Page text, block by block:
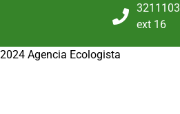
3211103
ext 16
2024 Agencia Ecologista